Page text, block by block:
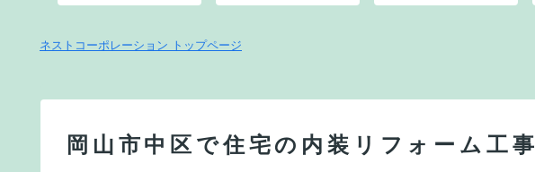
ネストコーポレーション トップページ
岡山市中区で住宅の内装リフォーム工事